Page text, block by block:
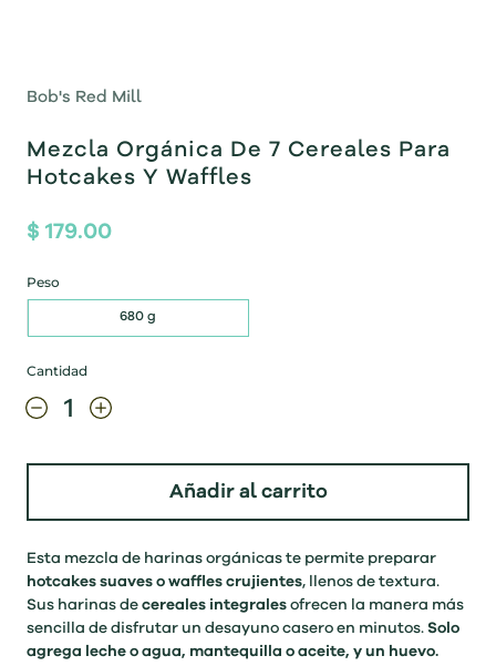
Bob's Red Mill
Mezcla Orgánica De 7 Cereales Para
Hotcakes Y Waffles
$ 179.00
Peso
680 g
Cantidad
Añadir al carrito
Esta mezcla de harinas orgánicas te permite preparar
hotcakes suaves o waffles crujientes, llenos de textura.
Sus harinas de cereales integrales ofrecen la manera más
sencilla de disfrutar un desayuno casero en minutos. Solo
agrega leche o agua, mantequilla o aceite, y un huevo.